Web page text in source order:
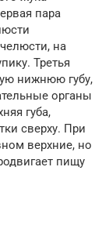
пара
на
Третья
нижнюю губу,
органы
губа,
сверху. При
верхние, но
пищу